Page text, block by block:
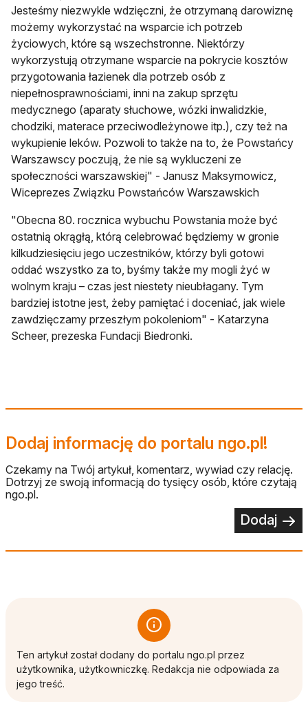
Jesteśmy niezwykle wdzięczni, że otrzymaną darowiznę
możemy wykorzystać na wsparcie ich potrzeb
życiowych, które są wszechstronne. Niektórzy
wykorzystują otrzymane wsparcie na pokrycie kosztów
przygotowania łazienek dla potrzeb osób z
niepełnosprawnościami, inni na zakup sprzętu
medycznego (aparaty słuchowe, wózki inwalidzkie,
chodziki, materace przeciwodleżynowe itp.), czy też na
wykupienie leków. Pozwoli to także na to, że Powstańcy
Warszawscy poczują, że nie są wykluczeni ze
społeczności warszawskiej" - Janusz Maksymowicz,
Wiceprezes Związku Powstańców Warszawskich
"Obecna 80. rocznica wybuchu Powstania może być
ostatnią okrągłą, którą celebrować będziemy w gronie
kilkudziesięciu jego uczestników, którzy byli gotowi
oddać wszystko za to, byśmy także my mogli żyć w
wolnym kraju – czas jest niestety nieubłagany. Tym
bardziej istotne jest, żeby pamiętać i doceniać, jak wiele
zawdzięczamy przeszłym pokoleniom" - Katarzyna
Scheer, prezeska Fundacji Biedronki.
Dodaj informację do portalu ngo.pl!
Czekamy na Twój artykuł, komentarz, wywiad czy relację.
Dotrzyj ze swoją informacją do tysięcy osób, które czytają
ngo.pl.
Dodaj
Ten artykuł został dodany do portalu ngo.pl przez
użytkownika, użytkowniczkę. Redakcja nie odpowiada za
jego treść.